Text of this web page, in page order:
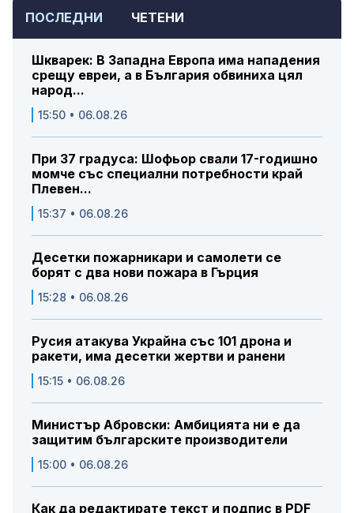
ПОСЛЕДНИ ЧЕТЕНИ
Шкварек: В Западна Европа има нападения
срещу евреи, а в България обвиниха цял
народ...
15:50 • 06.08.26
При 37 градуса: Шофьор свали 17-годишно
момче със специални потребности край
Плевен...
15:37 • 06.08.26
Десетки пожарникари и самолети се
борят с два нови пожара в Гърция
15:28 • 06.08.26
Русия атакува Украйна със 101 дрона и
ракети, има десетки жертви и ранени
15:15 • 06.08.26
Министър Абровски: Амбицията ни е да
защитим българските производители
15:00 • 06.08.26
Как да редактирате текст и подпис в PDF